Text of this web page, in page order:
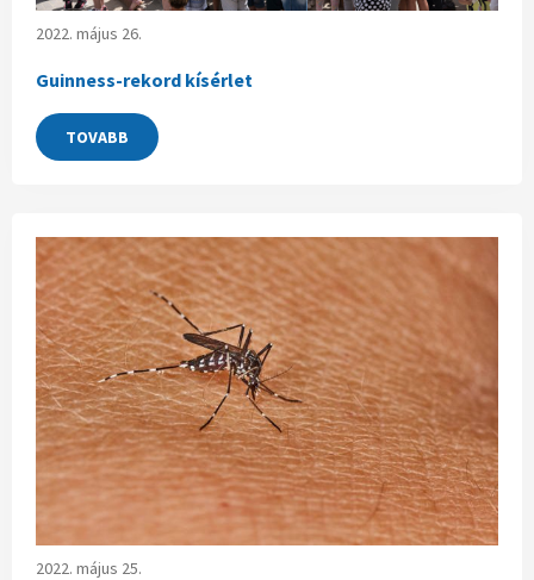
2022. május 26.
Guinness-rekord kísérlet
TOVABB
2022. május 25.